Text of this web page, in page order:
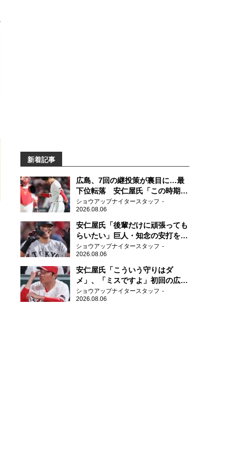
新着記事
広島、7回の継投策が裏目に…最
下位転落 安仁屋氏「この時期に
来て勉強はない」
ショウアップナイタースタッフ
2026.08.06
安仁屋氏「後輩だけに頑張っても
らいたい」巨人・知念の安打を喜
ぶ
ショウアップナイタースタッフ
2026.08.06
安仁屋氏「こういう守りはダ
メ」、「ミスですよ」初回の広島
の守備に苦言
ショウアップナイタースタッフ
2026.08.06